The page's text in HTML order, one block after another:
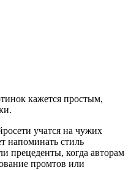
кажется простым,
учатся на чужих
напоминать стиль
прецеденты, когда авторам
промтов или